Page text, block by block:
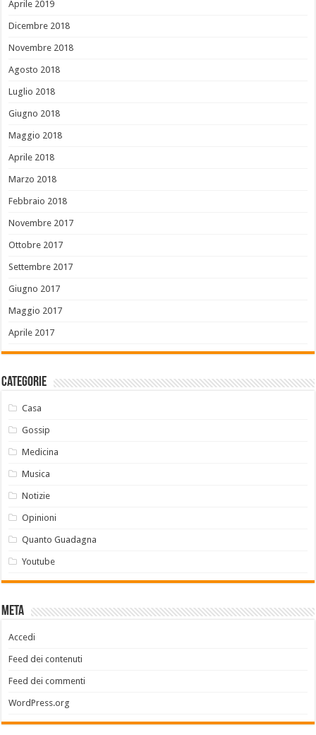
Aprile 2019
Dicembre 2018
Novembre 2018
Agosto 2018
Luglio 2018
Giugno 2018
Maggio 2018
Aprile 2018
Marzo 2018
Febbraio 2018
Novembre 2017
Ottobre 2017
Settembre 2017
Giugno 2017
Maggio 2017
Aprile 2017
Categorie
Casa
Gossip
Medicina
Musica
Notizie
Opinioni
Quanto Guadagna
Youtube
Meta
Accedi
Feed dei contenuti
Feed dei commenti
WordPress.org